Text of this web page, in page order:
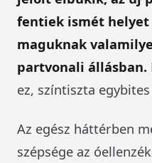
fentiek ismét
maguknak
partvonali állásban.
ez, színtiszta
Az egész háttérben
szépsége az